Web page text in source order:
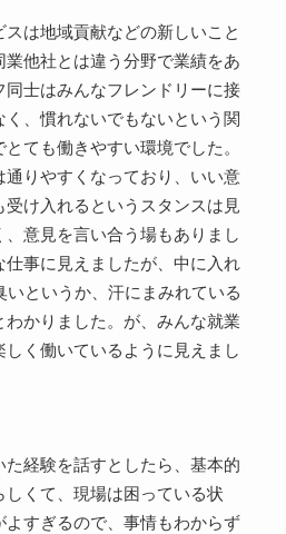
は地域貢献などの新しいこと
他社とは違う分野で業績をあ
同士はみんなフレンドリーに接
く、慣れないでもないという関
ても働きやすい環境でした。
通りやすくなっており、いい意
受け入れるというスタンスは見
意見を言い合う場もありまし
仕事に見えましたが、中に入れ
いというか、汗にまみれている
わかりました。が、みんな就業
しく働いているように見えまし
た経験を話すとしたら、基本的
くて、現場は困っている状
すぎるので、事情もわからず